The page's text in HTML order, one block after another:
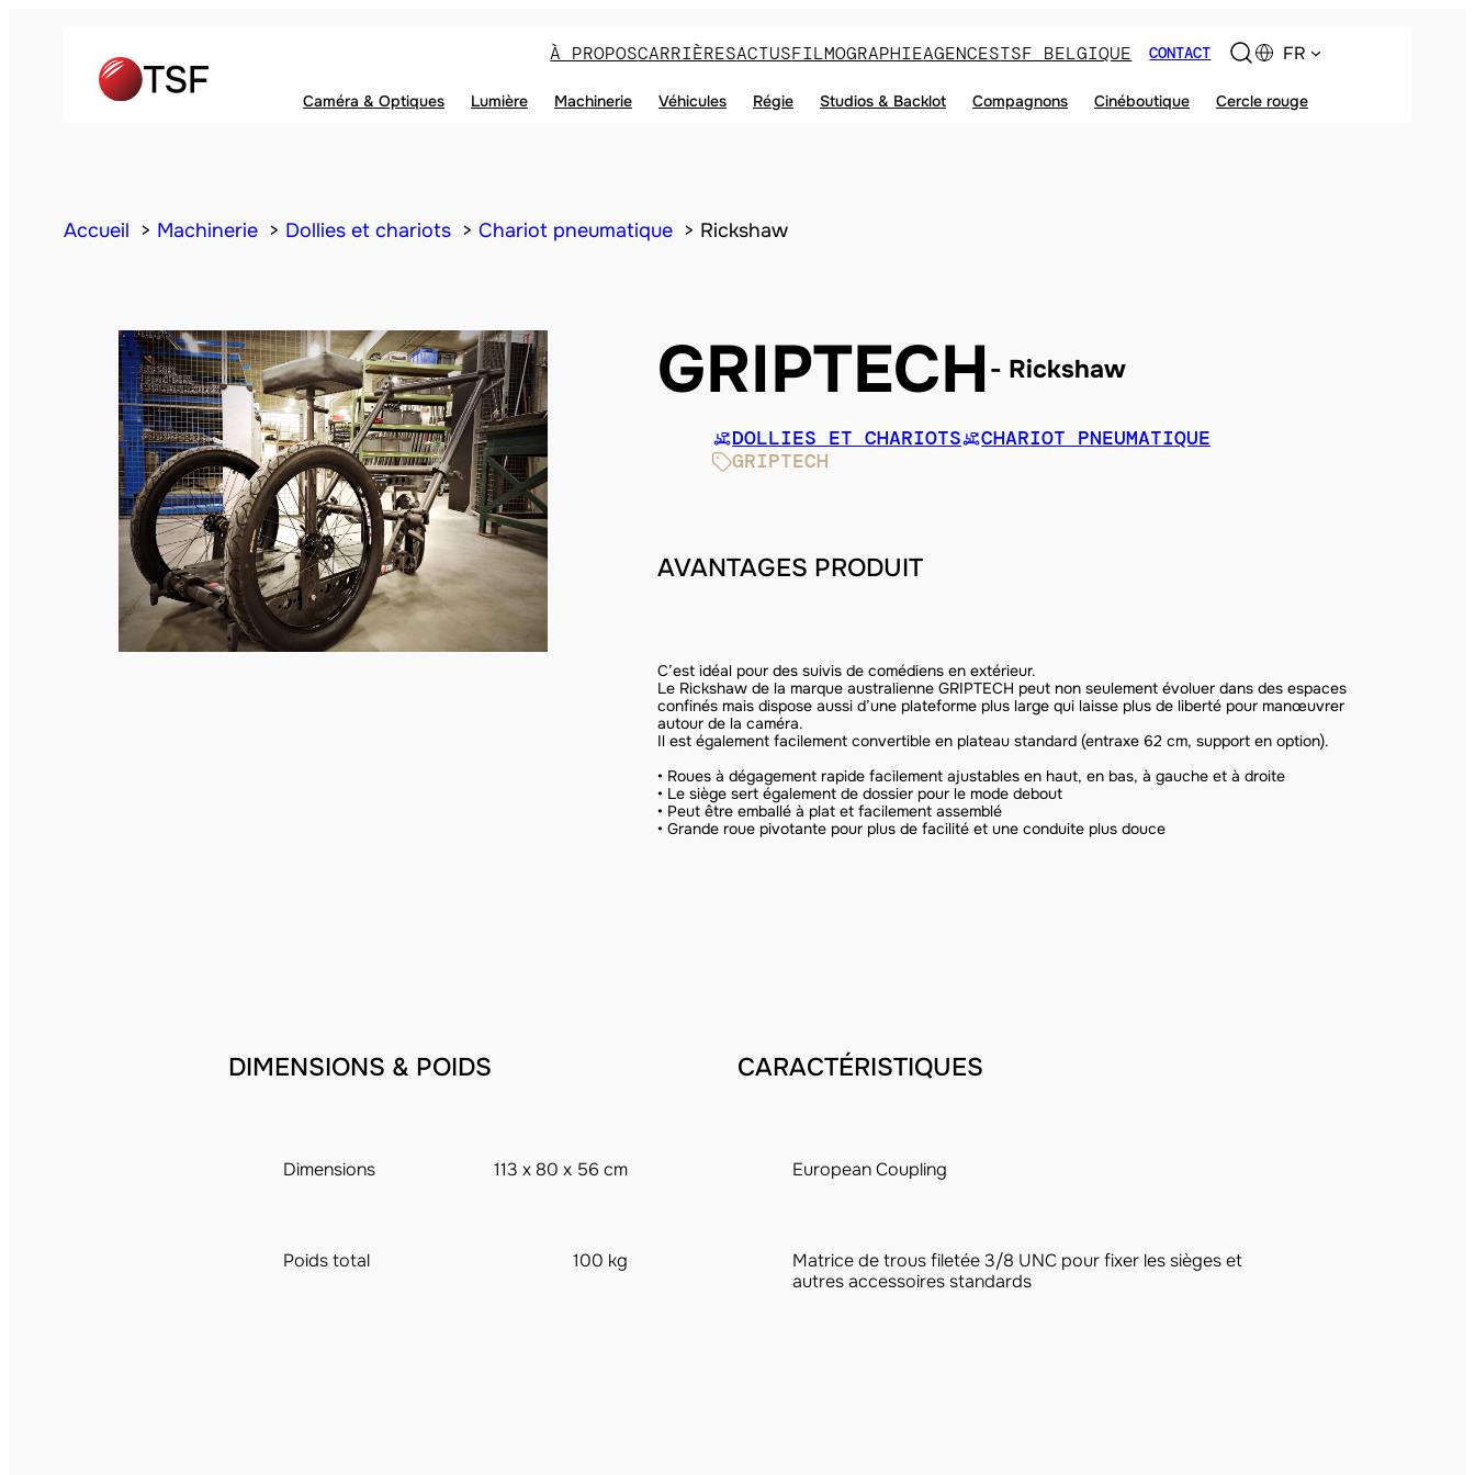
À PROPOSCARRIÈRESACTUSFILMOGRAPHIEAGENCESTSF BELGIQUE CONTACT FR
Caméra & Optiques Lumière Machinerie Véhicules Régie Studios & Backlot Compagnons Cinéboutique Cercle rouge
Accueil Machinerie Dollies et chariots Chariot pneumatique Rickshaw
GRIPTECH Rickshaw
DOLLIES ET CHARIOTS
CHARIOT PNEUMATIQUE
GRIPTECH
AVANTAGES PRODUIT
C’est idéal pour des suivis de comédiens en extérieur.
Le Rickshaw de la marque australienne GRIPTECH peut non seulement évoluer dans des espaces
confinés mais dispose aussi d’une plateforme plus large qui laisse plus de liberté pour manœuvrer
autour de la caméra.
Il est également facilement convertible en plateau standard (entraxe 62 cm, support en option).
• Roues à dégagement rapide facilement ajustables en haut, en bas, à gauche et à droite
• Le siège sert également de dossier pour le mode debout
• Peut être emballé à plat et facilement assemblé
• Grande roue pivotante pour plus de facilité et une conduite plus douce
DIMENSIONS & POIDS
Dimensions 113 x 80 x 56 cm
Poids total 100 kg
CARACTÉRISTIQUES
European Coupling
Matrice de trous filetée 3/8 UNC pour fixer les sièges et
autres accessoires standards